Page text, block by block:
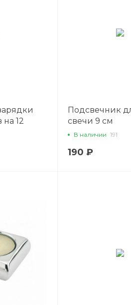
12
Подсвечник
свечи 9 см
В наличии 191
190 ₽